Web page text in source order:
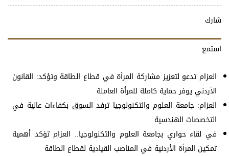
شارك
استمع
العزام تدعو لتعزيز مشاركة المرأة في قطاع الطاقة وتؤكد: القانون
الأردني يوفر حماية كاملة للمرأة العاملة
العزام: جامعة العلوم والتكنولوجيا ترفد السوق بكفاءات عالية في
التخصصات الهندسية
في لقاء حواري بجامعة العلوم والتكنولوجيا.. العزام تؤكد أهمية
تمكين المرأة الأردنية في المناصب القيادية لقطاع الطاقة